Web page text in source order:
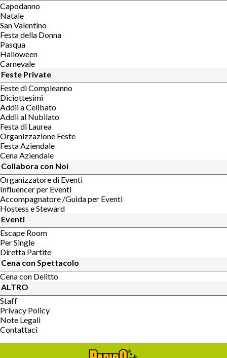
Capodanno
Natale
San Valentino
Festa della Donna
Pasqua
Halloween
Carnevale
Feste Private
Feste di Compleanno
Diciottesimi
Addii a Celibato
Addii al Nubilato
Festa di Laurea
Organizzazione Feste
Festa Aziendale
Cena Aziendale
Collabora con Noi
Organizzatore di Eventi
Influencer per Eventi
Accompagnatore /Guida per Eventi
Hostess e Steward
Eventi
Escape Room
Per Single
Diretta Partite
Cena con Spettacolo
Cena con Delitto
ALTRO
Staff
Privacy Policy
Note Legali
Contattaci